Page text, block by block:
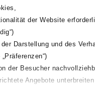
der Website
Darstellung und des
der Besucher
Angebote
– – –
– – –